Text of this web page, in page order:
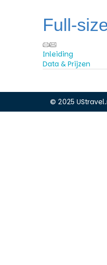
Full-
Inleiding
Data & Prijzen
© 2025